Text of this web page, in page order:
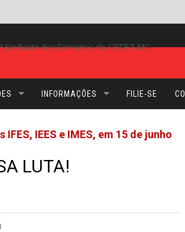
INFORMAÇÕES FILIE-SE
IEES e IMES, em 15 de junho
LUTA!